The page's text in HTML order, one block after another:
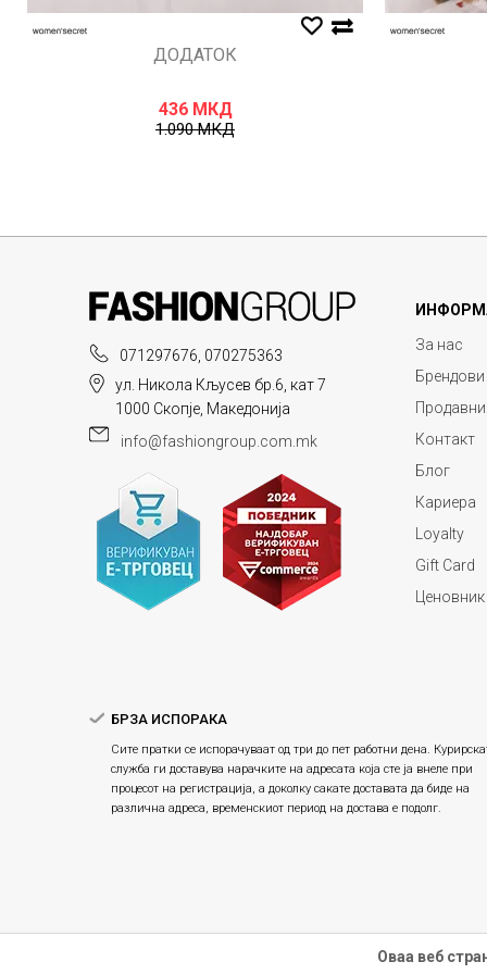
ДОДАТОК
436 МКД
1.090МКД
071297676, 070275363
ул. Никола Кљусев бр.6, кат 7
1000 Скопје, Македонија
info@fashiongroup.com.mk
За нас
Брендови
Контакт
Блог
Кариера
Loyalty
Gift Card
Ценовник
БРЗА ИСПОРАКА
Сите пратки се испорачуваат од три до пет работни дена.
служба ги доставува нарачките на адресата која сте ја внеле при
процесот на регистрација, а доколку сакате доставата да биде на
различна адреса, временскиот период на достава е подолг.
Оваа веб